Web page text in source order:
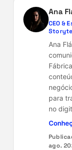
Ana
CEO &
Ana
para
no
ago.